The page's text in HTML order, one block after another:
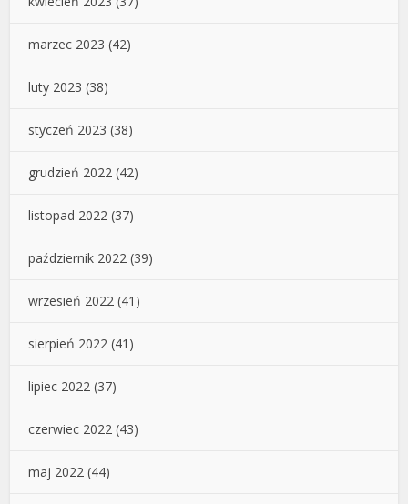
marzec 2023 (42)
luty 2023 (38)
styczeń 2023 (38)
grudzień 2022 (42)
listopad 2022 (37)
październik 2022 (39)
wrzesień 2022 (41)
sierpień 2022 (41)
lipiec 2022 (37)
czerwiec 2022 (43)
maj 2022 (44)